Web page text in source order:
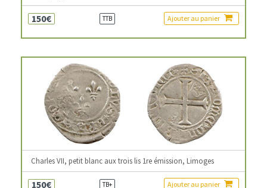
150€ TTB Ajouter au panier
Charles VII, petit blanc aux trois lis 1re émission, Limoges
150€ TB+ Ajouter au panier